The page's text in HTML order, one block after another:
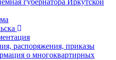
распоряжения, приказы
о многоквартирных